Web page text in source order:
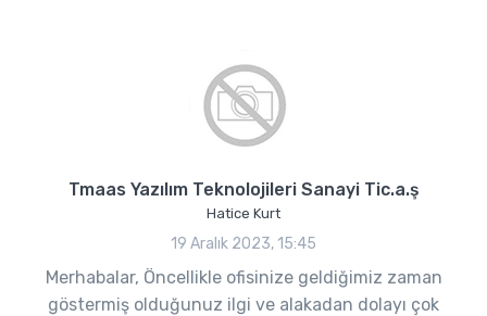
Tmaas Yazılım Teknolojileri Sanayi Tic.a.ş
Hatice Kurt
19 Aralık 2023, 15:45
Merhabalar, Öncellikle ofisinize geldiğimiz zaman
göstermiş olduğunuz ilgi ve alakadan dolayı çok